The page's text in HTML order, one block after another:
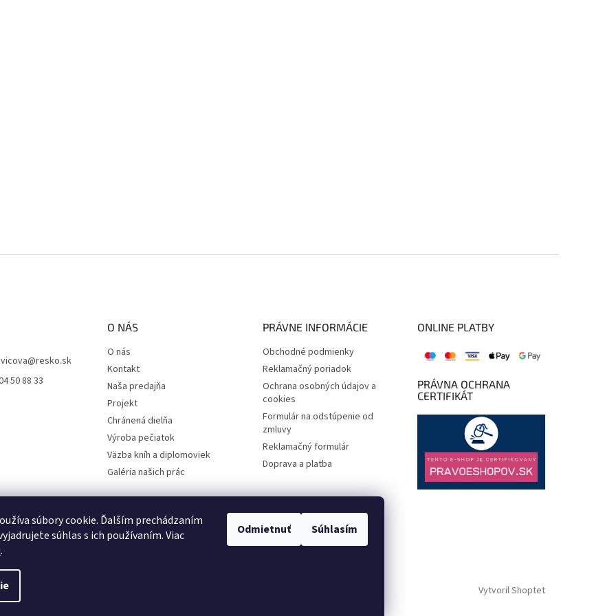
súbory cookie. Ďalším prechádzaním
súhlas s ich používaním. Viac
.
Odmietnuť Súhlasím
@resko.sk
50 88 33
O NÁS
O nás
Kontakt
Naša predajňa
Projekt
Chránená dielňa
Výroba pečiatok
Väzba kníh a diplomoviek
Galéria našich prác
PRÁVNE INFORMÁCIE
Obchodné podmienky
Reklamačný poriadok
Ochrana osobných údajov a
cookies
Formulár na odstúpenie od
zmluvy
Reklamačný formulár
Doprava a platba
ONLINE PLATBY
PRÁVNA OCHRANA
CERTIFIKÁT
Vytvoril Shoptet